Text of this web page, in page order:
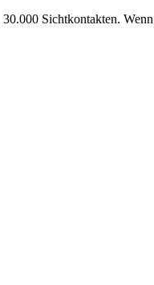
Sichtkontakten.